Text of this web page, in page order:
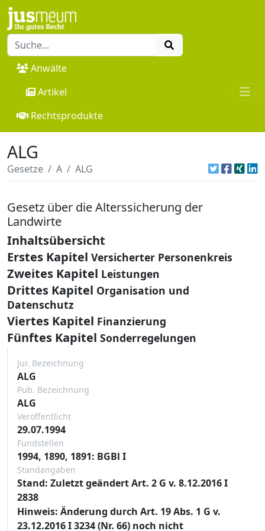
Anwälte
Artikel
Rechtsprodukte
ALG
Gesetze A ALG
Gesetz über die Alterssicherung der
Landwirte
Inhaltsübersicht
Erstes Kapitel Versicherter Personenkreis
Zweites Kapitel Leistungen
Drittes Kapitel Organisation und
Datenschutz
Viertes Kapitel Finanzierung
Fünftes Kapitel Sonderregelungen
Jur. Bezeichnung
ALG
Pub. Bezeichnung
ALG
Veröffentlicht
29.07.1994
Fundstellen
1994, 1890, 1891: BGBl I
Standangaben
Stand: Zuletzt geändert Art. 2 G v. 8.12.2016 I
2838
Hinweis: Änderung durch Art. 19 Abs. 1 G v.
23.12.2016 I 3234 (Nr. 66) noch nicht